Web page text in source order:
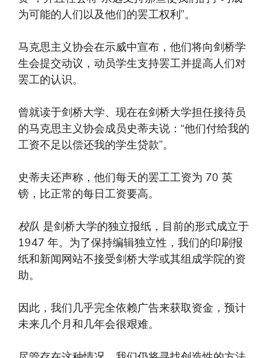
为可能的人们以及他们的罢工权利”。
马克思主义协会在示威中宣布，他们将向剑桥学
生会提交动议，动员学生支持罢工并提高人们对
罢工的认识。
曾就读于剑桥大学、现在在剑桥大学担任接待员
的马克思主义协会成员史蒂夫说：“他们付给我的
工资不足以偿还我的学生贷款”。
史蒂夫还声称，他们每天的罢工工资为 70 英
镑，比正常的每日工资要高。
校队 是剑桥大学的独立报纸，目前的形式成立于
1947 年。为了保持编辑独立性，我们的印刷报
纸和新闻网站不接受剑桥大学或其组成学院的资
助。
因此，我们几乎完全依赖广告来获取资金，预计
未来几个月和几年会很艰难。